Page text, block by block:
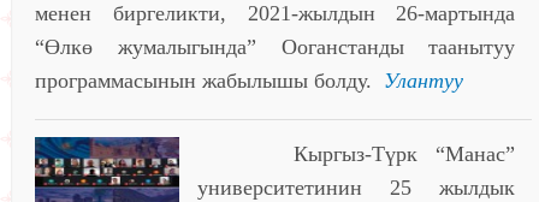
менен биргеликти, 2021-жылдын 26-мартында
“Өлкө жумалыгында” Ооганстанды таанытуу
программасынын жабылышы болду. Улантуу
Кыргыз-Түрк “Манас”
университетинин 25 жылдык